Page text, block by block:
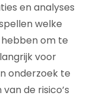
en analyses
welke
om te
voor
onderzoek te
de risico’s